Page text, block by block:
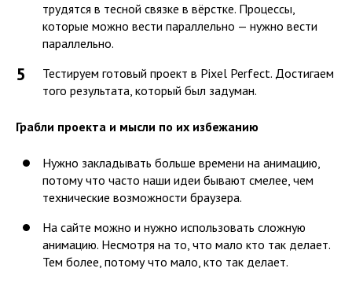
трудятся в тесной связке в вёрстке. Процессы,
которые можно вести параллельно — нужно вести
параллельно.
Тестируем готовый проект в Pixel Perfect. Достигаем
того результата, который был задуман.
Грабли проекта и мысли по их избежанию
Нужно закладывать больше времени на анимацию,
потому что часто наши идеи бывают смелее, чем
технические возможности браузера.
На сайте можно и нужно использовать сложную
анимацию. Несмотря на то, что мало кто так делает.
Тем более, потому что мало, кто так делает.